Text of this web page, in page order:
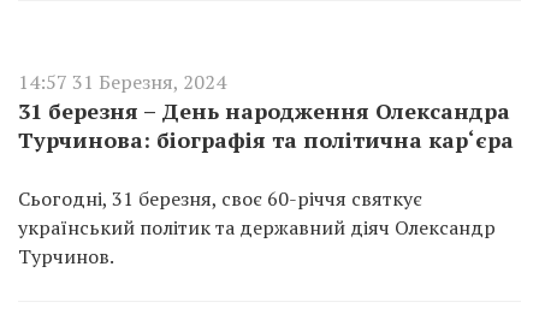
14:57 31 Березня, 2024
31 березня – День народження Олександра
Турчинова: біографія та політична кар‘єра
Сьогодні, 31 березня, своє 60-річчя святкує
український політик та державний діяч Олександр
Турчинов.